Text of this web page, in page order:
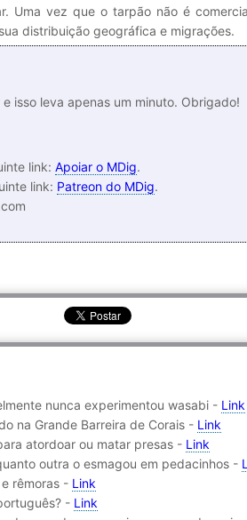
Uma vez que o tarpão não é
distribuição geográfica e migrações.
isso leva apenas um minuto. Obrigado!
link: Apoiar o MDig.
link: Patreon do MDig.
nunca experimentou wasabi - Link
na Grande Barreira de Corais - Link
atordoar ou matar presas - Link
outra o esmagou em pedacinhos -
rêmoras - Link
- Link